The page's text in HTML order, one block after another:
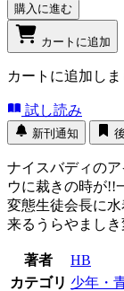
購入に進む
カートに追加
カートに追加しま
試し読み
新刊通知
ナイスバディの
ウに裁きの時が!!
変態生徒会長に
来るうらやまし
著者
HB
カテゴリ 少年・